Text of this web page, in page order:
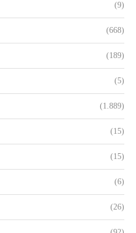
(9)
(668)
(189)
(5)
(1.889)
(15)
(15)
(6)
(26)